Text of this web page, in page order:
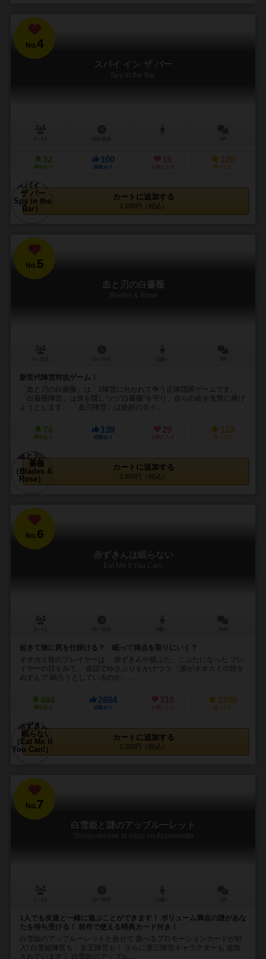
No.4
スパイ イン ザ バー
Spy in the Bar
32
興味あり
100
経験あり
15
お気に入り
120
持ってる
カートに追加する
3,190円（税込）
No.5
血と刃の白薔薇
Blades & Rose
新世代陣営対抗ゲーム！
「血と刃の白薔薇」は、2陣営に分かれて争う正体隠匿ゲームです。
「白薔薇陣営」は身を隠しつつ“白薔薇”を守り、自らの命を生贄に捧げ
ようとします。 「血刃陣営」は絶好のタイ...
74
興味あり
139
経験あり
29
お気に入り
113
持ってる
カートに追加する
3,850円（税込）
No.6
赤ずきんは眠らない
Eat Me If You Can!
起きて狼に罠を仕掛ける？ 眠って得点を取りにいく？
オオカミ役のプレイヤーは、 赤ずきんや親ぶた、こぶたになった プレ
イヤーの目をみて、 会話でゆさぶりをかけつつ 「誰がオオカミの目を
ぬすんで 眠ろうとしているのか」...
484
興味あり
2684
経験あり
316
お気に入り
1700
持ってる
カートに追加する
2,200円（税込）
No.7
白雪姫と謎のアップルーレット
Shirayukihime to nazo no Approulette
1人でも友達と一緒に遊ぶことができます！ ボリューム満点の謎があな
たを待ち受ける！ 前作で使える特典カード付き！
白雪姫のアップルーレットと合せて 遊べるプロモーションカードが封
入! 白雪姫陣営も・女王陣営も！ さらに第三陣営キャラクターも 追加
されています！ 白雪姫のアップル...